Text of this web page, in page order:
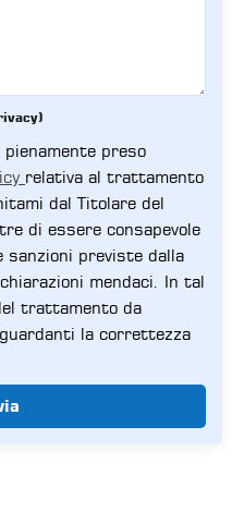
preso
relativa al trattamento
dal Titolare del
di essere consapevole
sanzioni previste dalla
mendaci. In tal
trattamento da
la correttezza